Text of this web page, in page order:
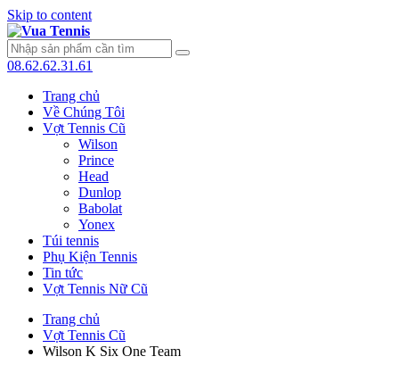
Skip to content
08.62.62.31.61
Trang chủ
Về Chúng Tôi
Vợt Tennis Cũ
Wilson
Prince
Head
Dunlop
Babolat
Yonex
Túi tennis
Phụ Kiện Tennis
Tin tức
Vợt Tennis Nữ Cũ
Trang chủ
Vợt Tennis Cũ
Wilson K Six One Team